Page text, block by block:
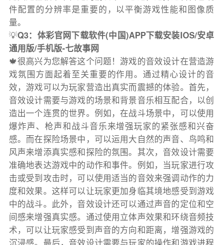
件配置的分辨率是重要的，以平衡游戏性能和图像质
量。
💡Q3：体彩官网下载软件(中国)APP下载安装IOS/安卓
通用版/手机版-七故事网
🍁很高兴为您解答这个问题！游戏的音效设计在营造游
戏氛围方面起着至关重要的作用。通过精心设计的音
效，游戏可以为玩家营造出真实而震撼的体验。首先，
音效设计需要与游戏的场景和背景音乐相互配合，以创
造出一个连贯的世界。例如，在战斗场景中，可以使用
爆炸声、枪声和战斗音乐来增强玩家的紧张感和兴奋
感。而在探险场景中，可以运用大自然的声音、鸟鸣和
风声来增添真实感和探险的氛围。其次，音效设计需要
准确地表达游戏中的动作和事件。例如，当玩家进行攻
击或受到攻击时，可以使用适当的音效来强调动作的力
度和效果。这样可以让玩家更加身临其境地感受到游戏
中的战斗。此外，音效设计还可以通过声音的定位和空
间感来增强真实感。通过使用立体声效果和环绕音频技
术，可以让玩家感受到声音的方向和距离，增强游戏的